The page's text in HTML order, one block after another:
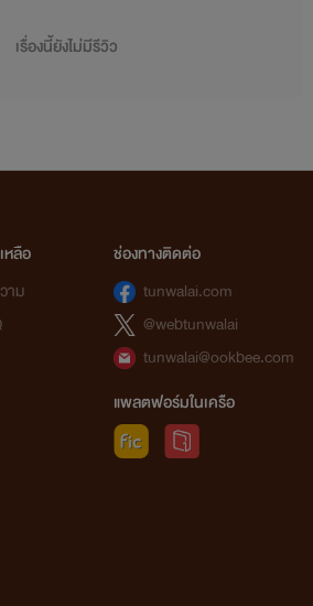
เป็นอีกนามปากกาหนึ่งของนักเขียน
อบถามเรื่องนิยายได้ในกลุ่มลับนี้เลยค่า
groups/724356997667999/
เรื่องนี้ยังไม่มีรีวิว
หลือ
าม
ช่องทางติดต่อ
tunwalai.com
@webtunwalai
tunwalai@ookbee.com
แพลตฟอร์มในเครือ